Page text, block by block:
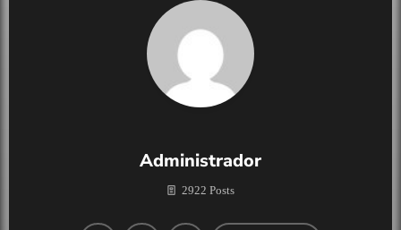
Administrador
2922 Posts